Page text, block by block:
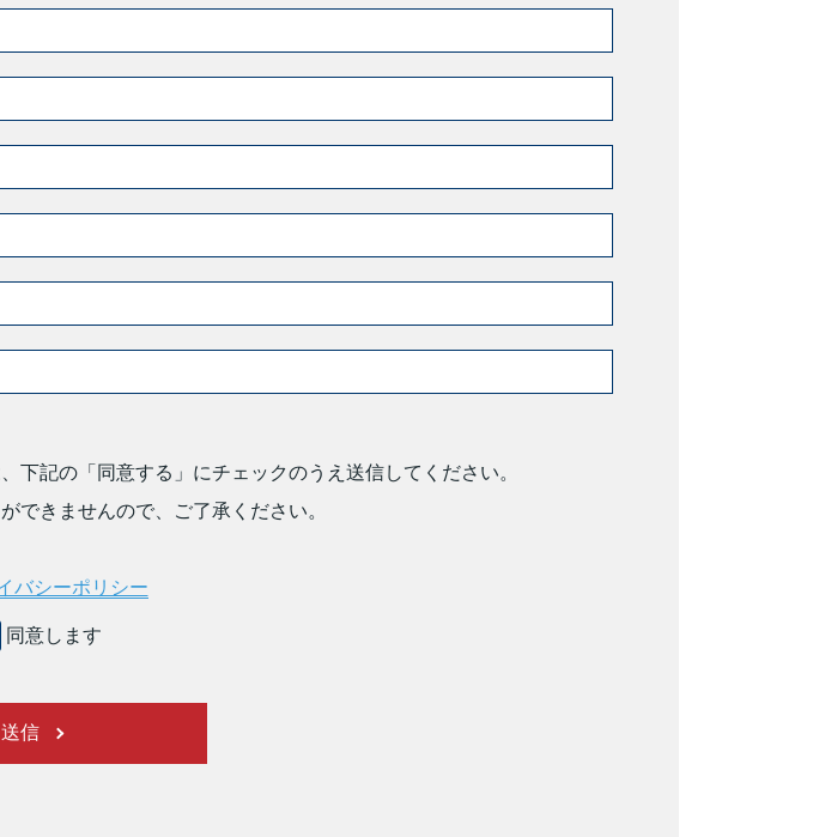
下記の「同意する」にチェックのうえ送信してください。
できませんので、ご了承ください。
バシーポリシー
同意します